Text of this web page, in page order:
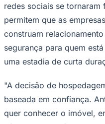
redes sociais se tornaram
permitem que as
construam
segurança para quem
uma estadia de curta
"A decisão de
baseada em confiança.
quer conhecer o imóvel,